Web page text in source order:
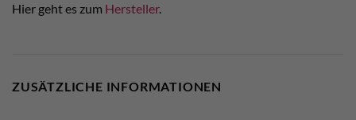
Hier geht es zum Hersteller.
ZUSÄTZLICHE INFORMATIONEN